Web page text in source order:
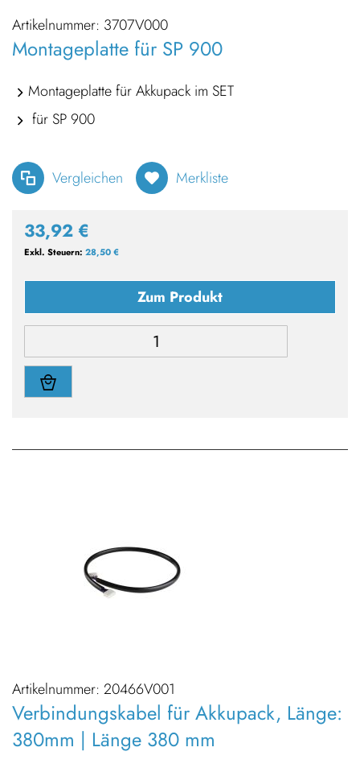
Artikelnummer: 3707V000
Montageplatte für SP 900
Montageplatte für Akkupack im SET
für SP 900
Vergleichen Merkliste
33,92 €
28,50 €
Zum Produkt
Artikelnummer: 20466V001
Verbindungskabel für Akkupack, Länge:
380mm | Länge 380 mm